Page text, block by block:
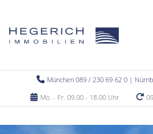
München 089 / 230 69 62 0 |
Mo. - Fr. 09.00 - 18.00 Uhr